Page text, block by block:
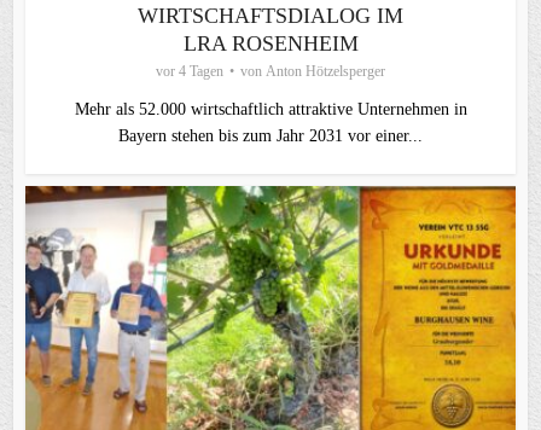
WIRTSCHAFTSDIALOG IM
LRA ROSENHEIM
vor 4 Tagen von Anton Hötzelsperger
Mehr als 52.000 wirtschaftlich attraktive Unternehmen in
Bayern stehen bis zum Jahr 2031 vor einer...